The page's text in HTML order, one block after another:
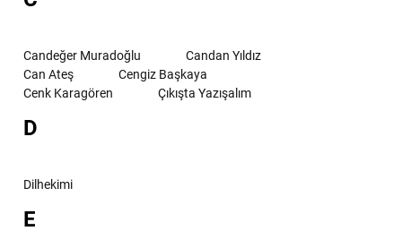
Candeğer Muradoğlu
Candan Yıldız
Can Ateş
Cengiz Başkaya
Cenk Karagören
Çıkışta Yazışalım
D
Dilhekimi
E